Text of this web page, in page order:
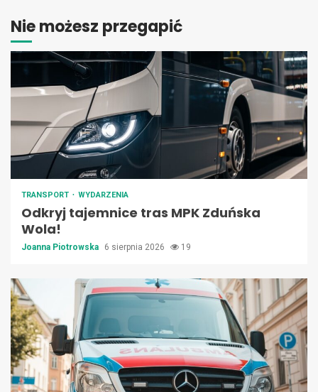
Nie możesz przegapić
TRANSPORT WYDARZENIA
Odkryj tajemnice tras MPK Zduńska
Wola!
Joanna Piotrowska 6 sierpnia 2026 19